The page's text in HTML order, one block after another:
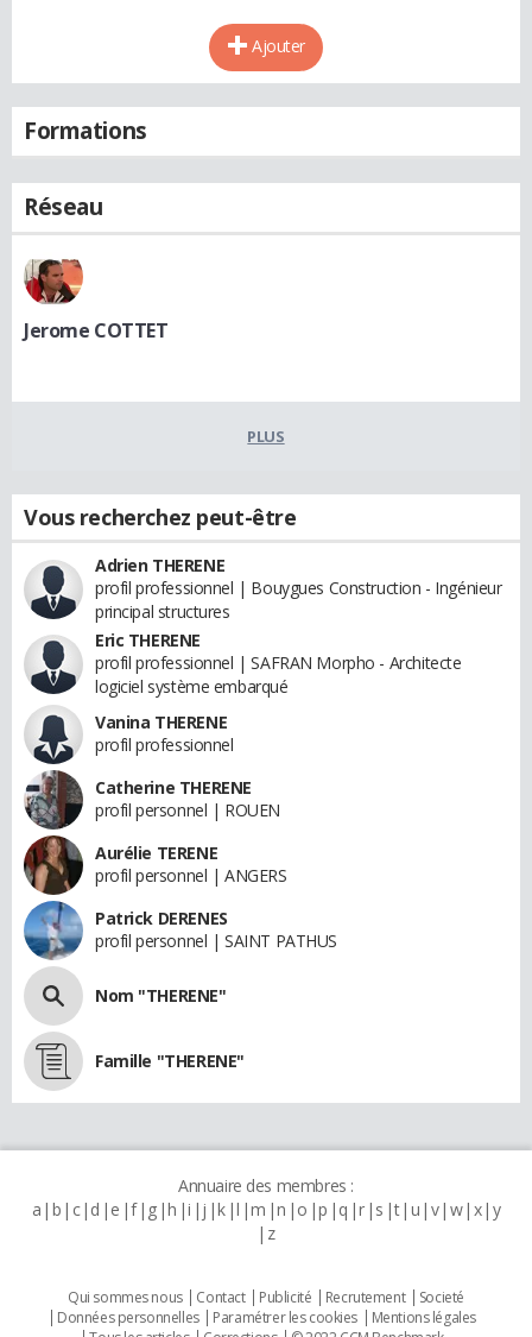
Ajouter
Formations
Réseau
Jerome COTTET
PLUS
Vous recherchez peut-être
Adrien THERENE
profil professionnel | Bouygues Construction - Ingénieur
principal structures
Eric THERENE
profil professionnel | SAFRAN Morpho - Architecte
logiciel système embarqué
Vanina THERENE
profil professionnel
Catherine THERENE
profil personnel | ROUEN
Aurélie TERENE
profil personnel | ANGERS
Patrick DERENES
profil personnel | SAINT PATHUS
Nom "THERENE"
Famille "THERENE"
Annuaire des membres :
a b c d e f g h i j k l m n o p q r s t u v w x y
z
Qui sommes nous Contact Publicité Recrutement
Societé
Données personnelles
Paramétrer les cookies
Mentions légales